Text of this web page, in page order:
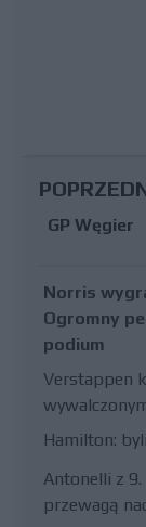
GP Węgier
Norris
Ogromny
podium
Verstappen
Hamilton:
Antonelli z
przewagą